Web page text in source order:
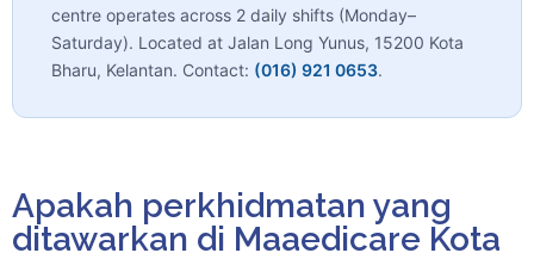
centre operates across 2 daily shifts (Monday–
Saturday). Located at Jalan Long Yunus, 15200 Kota
Bharu, Kelantan. Contact: (016) 921 0653.
Apakah perkhidmatan yang
ditawarkan di Maaedicare Kota